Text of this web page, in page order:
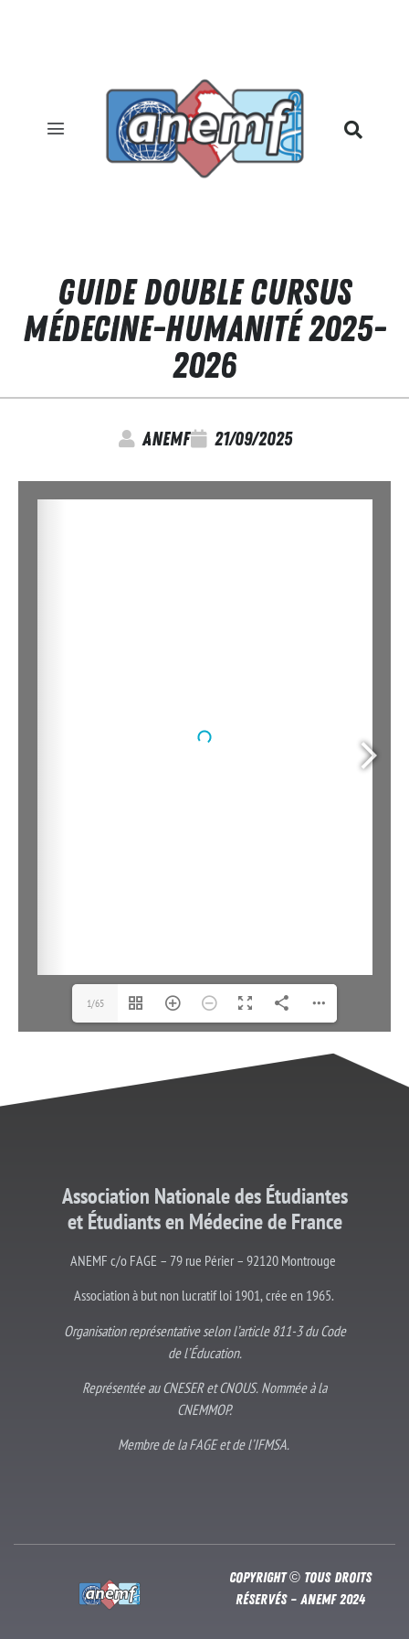
Guide double cursus
médecine-humanité 2025-
2026
anemf 21/09/2025
1/65
Association Nationale des Étudiantes
etÉtudiantsen Médecine de France
ANEMF c/o FAGE – 79 rue Périer – 92120 Montrouge
Association à but non lucratif loi 1901, crée en 1965.
Organisation représentative selon l’article 811-3 du Code
de l’Éducation.
Représentée au CNESER et CNOUS. Nommée à la
CNEMMOP.
Membre de la FAGE et de l’IFMSA.
Copyright © Tous droits
réservés – Anemf 2024